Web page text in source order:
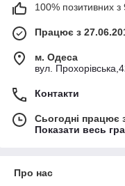
100% позитивних з
Працює з
м. Одеса
вул.
Контакти
Сьогодні працює
Показати весь
Про нас